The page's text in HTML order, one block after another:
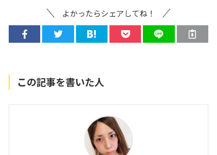
よかったらシェアしてね！
この記事を書いた人